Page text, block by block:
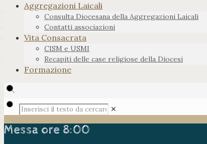
Aggregazioni Laicali
Consulta Diocesana della Aggregazioni Laicali
Contatti associazioni
Vita Consacrata
CISM e USMI
Recapiti delle case religiose della Diocesi
Formazione
✕
Messa ore 8:00